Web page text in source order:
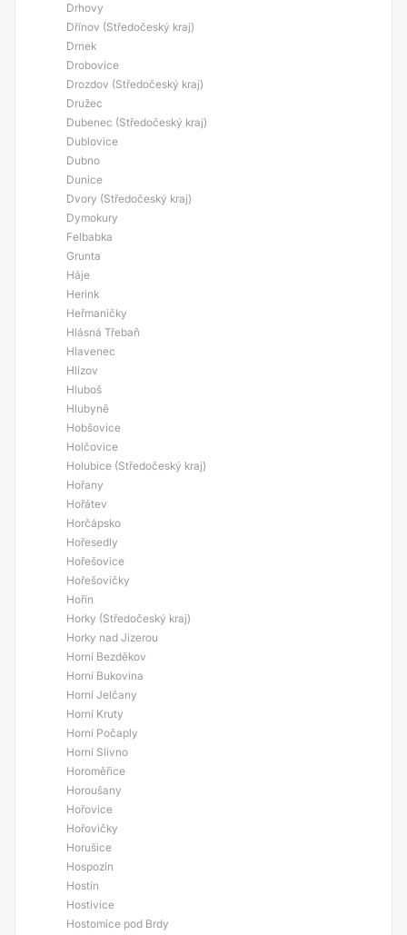
Drhovy
Dřínov (Středočeský kraj)
Drnek
Drobovice
Drozdov (Středočeský kraj)
Družec
Dubenec (Středočeský kraj)
Dublovice
Dubno
Dunice
Dvory (Středočeský kraj)
Dymokury
Felbabka
Grunta
Háje
Herink
Heřmaničky
Hlásná Třebaň
Hlavenec
Hlízov
Hluboš
Hlubyně
Hobšovice
Holčovice
Holubice (Středočeský kraj)
Hořany
Hořátev
Horčápsko
Hořesedly
Hořešovice
Hořešovičky
Hořín
Horky (Středočeský kraj)
Horky nad Jizerou
Horní Bezděkov
Horní Bukovina
Horní Jelčany
Horní Kruty
Horní Počaply
Horní Slivno
Horoměřice
Horoušany
Hořovice
Hořovičky
Horušice
Hospozín
Hostín
Hostivice
Hostomice pod Brdy